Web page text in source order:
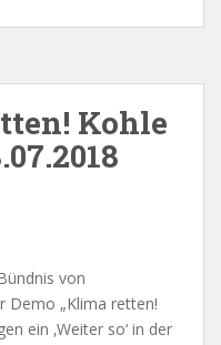
Kohle
von
Demo „Klima retten!
ein ‚Weiter so‘ in der